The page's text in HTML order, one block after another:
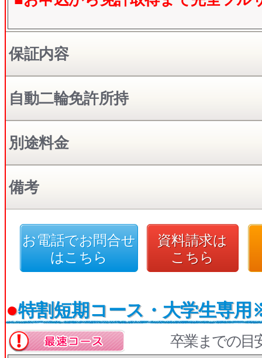
保証内容
自動二輪免許所持
別途料金
備考
お電話でお問合せ
はこちら
資料請求は
こちら
●特割短期コース・大学生専
卒業までの目